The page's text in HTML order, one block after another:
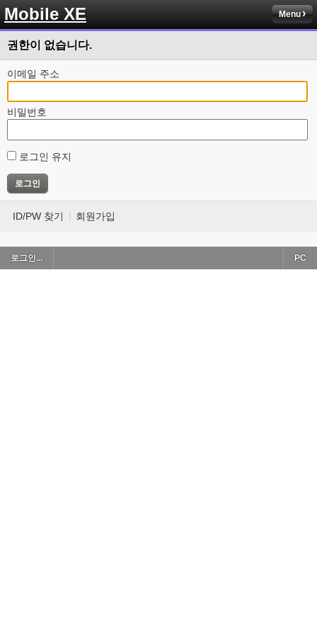
Mobile XE Menu
권한이 없습니다.
이메일 주소
비밀번호
로그인 유지
ID/PW 찾기 회원가입
로그인... PC